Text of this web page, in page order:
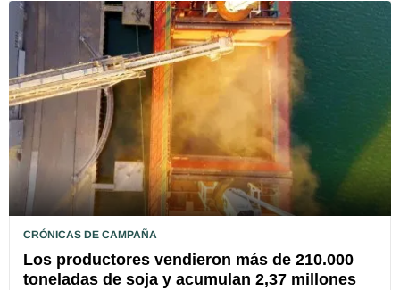
CRÓNICAS DE CAMPAÑA
Los productores vendieron más de 210.000
toneladas de soja y acumulan 2,37 millones